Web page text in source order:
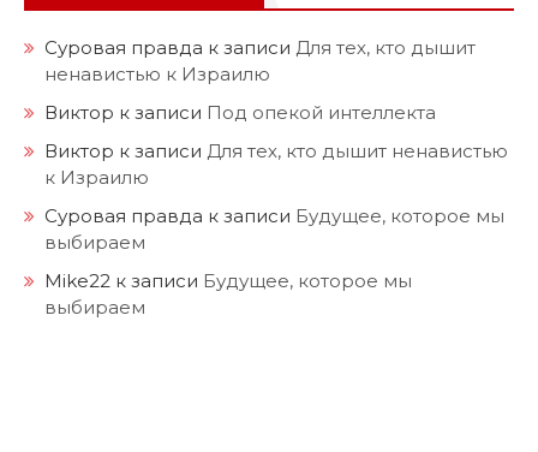
Суровая правда к записи Для тех, кто дышит
ненавистью к Израилю
Виктор к записи Под опекой интеллекта
Виктор к записи Для тех, кто дышит ненавистью
к Израилю
Суровая правда к записи Будущее, которое мы
выбираем
Mike22 к записи Будущее, которое мы
выбираем